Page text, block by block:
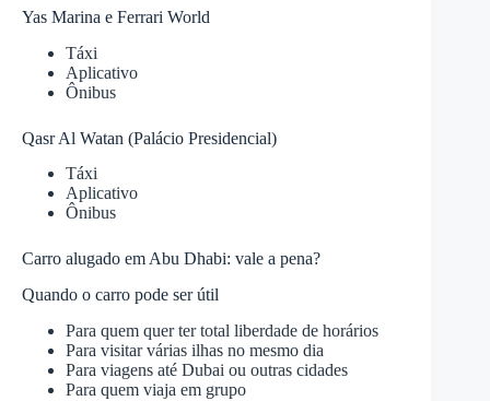
Yas Marina e Ferrari World
Táxi
Aplicativo
Ônibus
Qasr Al Watan (Palácio Presidencial)
Táxi
Aplicativo
Ônibus
Carro alugado em Abu Dhabi: vale a pena?
Quando o carro pode ser útil
Para quem quer ter total liberdade de horários
Para visitar várias ilhas no mesmo dia
Para viagens até Dubai ou outras cidades
Para quem viaja em grupo